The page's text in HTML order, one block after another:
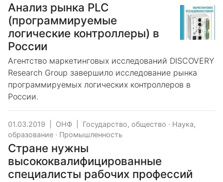
Анализ рынка PLC
(программируемые
логические контроллеры) в
России
Агентство маркетинговых исследований DISCOVERY
Research Group завершило исследование рынка
программируемых логических контроллеров в
России.
01.03.2019 ОНФ Государство, общество · Наука,
образование · Промышленность
Стране нужны
высококвалифицированные
специалисты рабочих профессий